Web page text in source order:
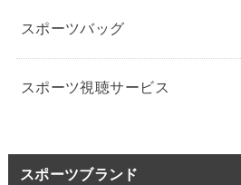
スポーツバッグ
スポーツ視聴サービス
スポーツブランド